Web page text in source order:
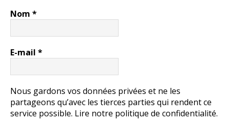
Nom *
E-mail *
Nous gardons vos données privées et ne les
partageons qu’avec les tierces parties qui rendent ce
service possible. Lire notre politique de confidentialité.